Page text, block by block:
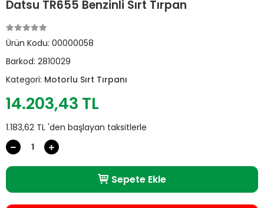
Datsu TR655 Benzinli Sırt Tırpan
Ürün Kodu: 00000058
Barkod: 2810029
Kategori: Motorlu Sırt Tırpanı
14.203,43 TL
1.183,62 TL 'den başlayan taksitlerle
Sepete Ekle